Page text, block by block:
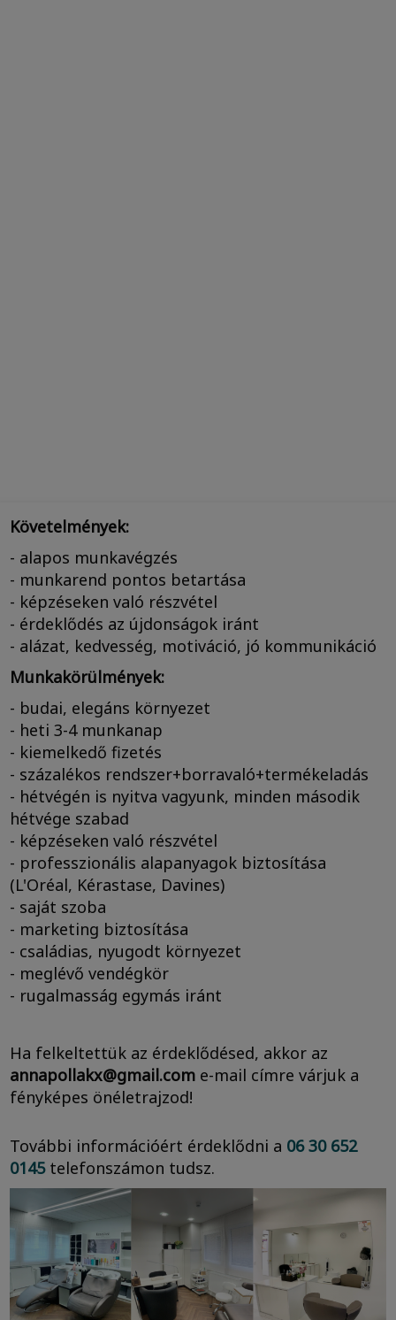
Követelmények:
- alapos munkavégzés
- munkarend pontos betartása
- képzéseken való részvétel
- érdeklődés az újdonságok iránt
- alázat, kedvesség, motiváció, jó kommunikáció
Munkakörülmények:
- budai, elegáns környezet
- heti 3-4 munkanap
- kiemelkedő fizetés
- százalékos rendszer+borravaló+termékeladás
- hétvégén is nyitva vagyunk, minden második
hétvége szabad
- képzéseken való részvétel
- professzionális alapanyagok biztosítása
(L'Oréal, Kérastase, Davines)
- saját szoba
- marketing biztosítása
- családias, nyugodt környezet
- meglévő vendégkör
- rugalmasság egymás iránt
Ha felkeltettük az érdeklődésed, akkor az
annapollakx@gmail.com e-mail címre várjuk a
fényképes önéletrajzod!
További információért érdeklődni a 06 30 652
0145telefonszámon tudsz.